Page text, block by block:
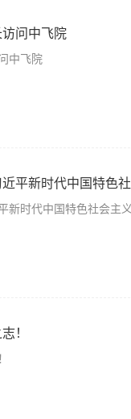
问中飞院
中飞院
平新时代中国特色
新时代中国特色社会主
！